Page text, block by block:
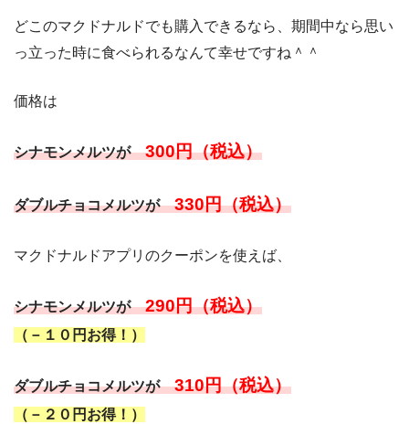
どこのマクドナルドでも購入できるなら、期間中なら思い
っ立った時に食べられるなんて幸せですね＾＾
価格は
シナモンメルツが300円（税込）
ダブルチョコメルツが330円（税込）
マクドナルドアプリのクーポンを使えば、
シナモンメルツが290円（税込）
（－１０円お得！）
ダブルチョコメルツが310円（税込）
（－２０円お得！）